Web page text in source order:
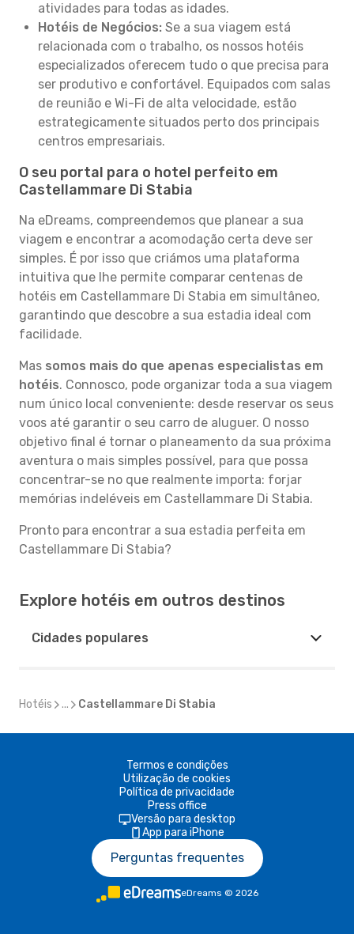
atividades para todas as idades.
Hotéis de Negócios: Se a sua viagem está
relacionada com o trabalho, os nossos hotéis
especializados oferecem tudo o que precisa para
ser produtivo e confortável. Equipados com salas
de reunião e Wi-Fi de alta velocidade, estão
estrategicamente situados perto dos principais
centros empresariais.
O seu portal para o hotel perfeito em
Castellammare Di Stabia
Na eDreams, compreendemos que planear a sua
viagem e encontrar a acomodação certa deve ser
simples. É por isso que criámos uma plataforma
intuitiva que lhe permite comparar centenas de
hotéis em Castellammare Di Stabia em simultâneo,
garantindo que descobre a sua estadia ideal com
facilidade.
Mas somos mais do que apenas especialistas em
hotéis. Connosco, pode organizar toda a sua viagem
num único local conveniente: desde reservar os seus
voos até garantir o seu carro de aluguer. O nosso
objetivo final é tornar o planeamento da sua próxima
aventura o mais simples possível, para que possa
concentrar-se no que realmente importa: forjar
memórias indeléveis em Castellammare Di Stabia.
Pronto para encontrar a sua estadia perfeita em
Castellammare Di Stabia?
Explore hotéis em outros destinos
Cidades populares
Hotéis ... Castellammare Di Stabia
Termos e condições
Utilização de cookies
Política de privacidade
Press office
Versão para desktop
App para iPhone
Perguntas frequentes
eDreams © 2026